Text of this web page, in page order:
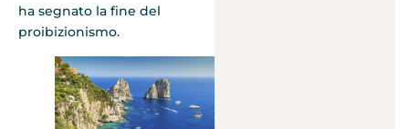
ha segnato la fine del
proibizionismo.